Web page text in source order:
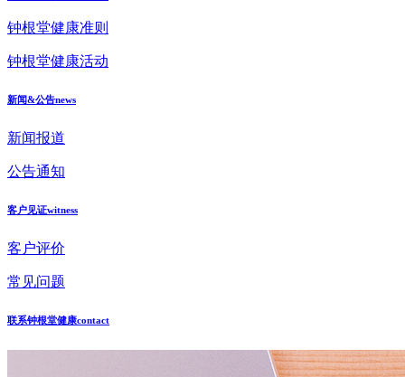
钟根堂健康准则
钟根堂健康活动
新闻&公告news
新闻报道
公告通知
客户见证witness
客户评价
常见问题
联系钟根堂健康contact